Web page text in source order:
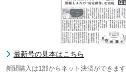
最新号の見本はこちら
新聞購入は1部からネット決済ができます